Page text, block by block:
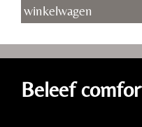
winkelwagen
Beleef